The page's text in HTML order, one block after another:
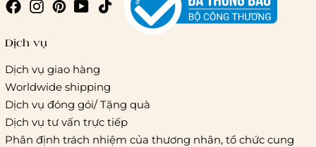
Giao hàng trong ngày (hoả tốc)
Giao hàng tiêu chuẩn:
Hồ Chí Minh:
Áp dụng theo bảng giá cước của ĐVVC
Vietelpost/ Giaohangtietkiem và 1 số đối tác vận chuyển
Dịch vụ
Dịch vụ giao hàng
Worldwide shipping
Dịch vụ đóng gói/ Tặng quà
Dịch vụ tư vấn trực tiếp
Phân định trách nhiệm của thương nhân, tổ chức cung